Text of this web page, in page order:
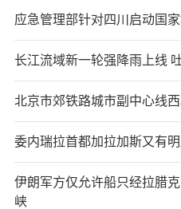
应急管理部针对四川启动国
长江流域新一轮强降雨上线
北京市郊铁路城市副中心线
委内瑞拉首都加拉加斯又有
伊朗军方仅允许船只经拉腊
峡